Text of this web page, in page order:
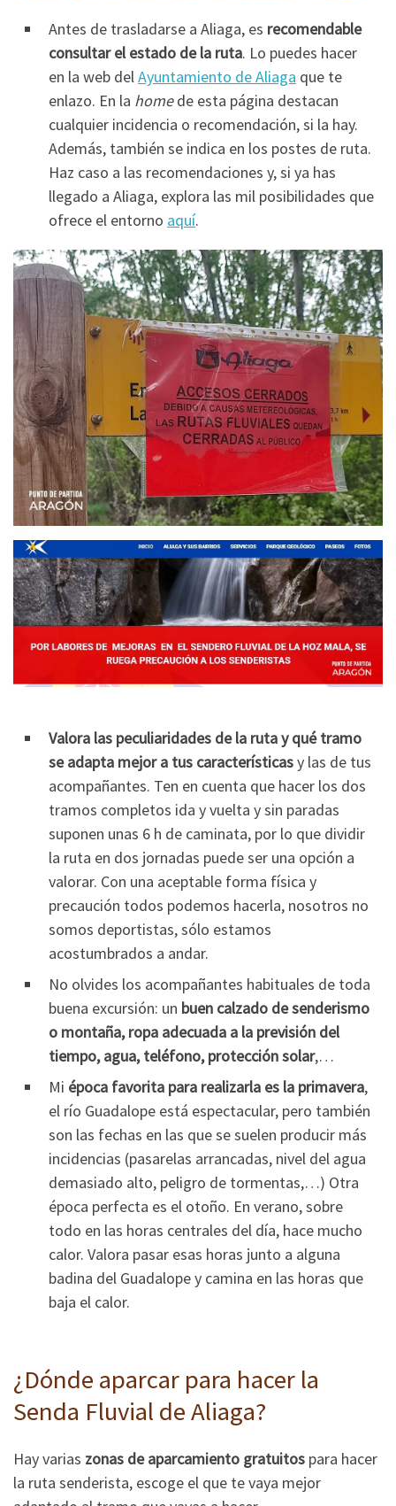
Antes de trasladarse a Aliaga, es recomendable
consultar el estado de la ruta. Lo puedes hacer
en la web delAyuntamiento de Aliaga que te
enlazo. En la homede esta página destacan
cualquier incidencia o recomendación, si la hay.
Además, también se indica en los postes de ruta.
Haz caso a las recomendaciones y, si ya has
llegado a Aliaga, explora las mil posibilidades que
ofrece el entorno aquí.
Valora las peculiaridades de la ruta y qué tramo
se adapta mejor a tus característicasy las de tus
acompañantes. Ten en cuenta que hacer los dos
tramos completos ida y vuelta y sin paradas
suponen unas 6 h de caminata, por lo que dividir
la ruta en dos jornadas puede ser una opción a
valorar. Con una aceptable forma física y
precaución todos podemos hacerla, nosotros no
somos deportistas, sólo estamos
acostumbrados a andar.
No olvides los acompañantes habituales de toda
buena excursión: un buen calzado de senderismo
o montaña, ropa adecuada a la previsión del
tiempo, agua, teléfono, protección solar,…
Mi época favorita para realizarla es la primavera,
el río Guadalope está espectacular, pero también
son las fechas en las que se suelen producir más
incidencias (pasarelas arrancadas, nivel del agua
demasiado alto, peligro de tormentas,…) Otra
época perfecta es el otoño. En verano, sobre
todo en las horas centrales del día, hace mucho
calor. Valora pasar esas horas junto a alguna
badina del Guadalope y camina en las horas que
baja el calor.
¿Dónde aparcar para hacer la
Senda Fluvial de Aliaga?
Hay varias zonas de aparcamiento gratuitos para hacer
la ruta senderista, escoge el que te vaya mejor